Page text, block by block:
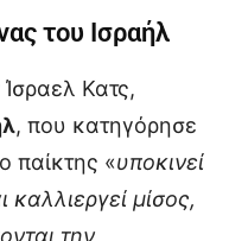
του Ισραήλ
Κατς,
, που κατηγόρησε
παίκτης «υποκινεί
καλλιεργεί μίσος,